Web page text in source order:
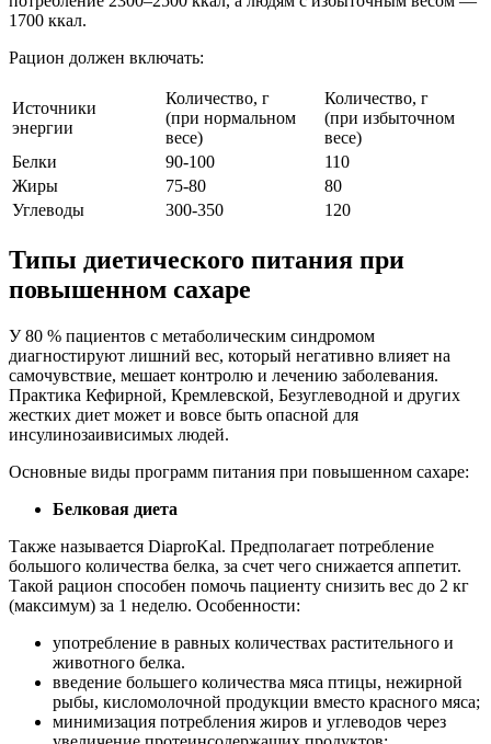
1700 ккал.
Рацион должен включать:
Источники
энергии
Количество, г
(при нормальном
весе)
Количество, г
(при избыточном
весе)
Белки
90-100
110
Жиры
75-80
80
Углеводы
300-350 120
Типы диетического питания при
повышенном сахаре
У 80 % пациентов с метаболическим синдромом
диагностируют лишний вес, который негативно влияет на
самочувствие, мешает контролю и лечению заболевания.
Практика Кефирной, Кремлевской, Безуглеводной и других
жестких диет может и вовсе быть опасной для
инсулинозаивисимых людей.
Основные виды программ питания при повышенном сахаре:
Белковая диета
Также называется DiaproKal. Предполагает потребление
большого количества белка, за счет чего снижается аппетит.
Такой рацион способен помочь пациенту снизить вес до 2 кг
(максимум) за 1 неделю. Особенности:
употребление в равных количествах растительного и
животного белка.
введение большего количества мяса птицы, нежирной
рыбы, кисломолочной продукции вместо красного мяса;
минимизация потребления жиров и углеводов через